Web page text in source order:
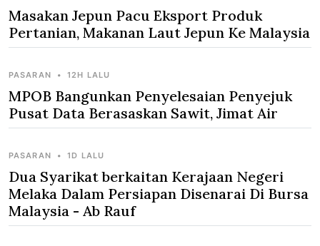
Masakan Jepun Pacu Eksport Produk
Pertanian, Makanan Laut Jepun Ke Malaysia
PASARAN • 12H LALU
MPOB Bangunkan Penyelesaian Penyejuk
Pusat Data Berasaskan Sawit, Jimat Air
PASARAN • 1D LALU
Dua Syarikat berkaitan Kerajaan Negeri
Melaka Dalam Persiapan Disenarai Di Bursa
Malaysia - Ab Rauf